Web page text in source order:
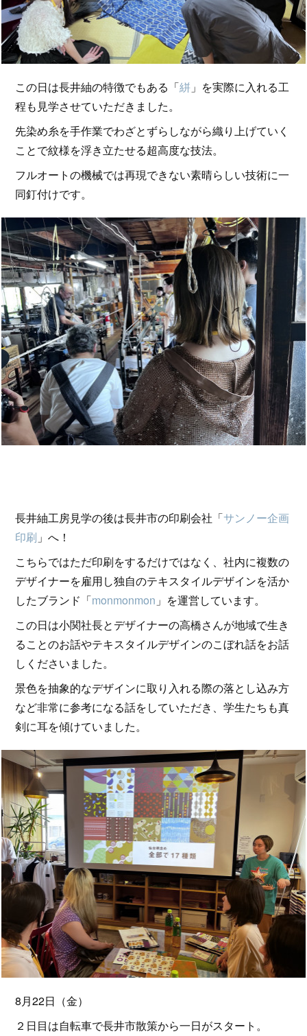
この日は長井紬の特徴でもある「絣 」を実際に入れる工
程も見学させていただきました。
先染め糸を手作業でわざとずらしながら織り上げていく
ことで紋様を浮き立たせる超高度な技法。
フルオートの機械では再現できない素晴らしい技術に一
同釘付けです。
長井紬工房見学の後は長井市の印刷会社「サンノー企画
印刷 」へ！
こちらではただ印刷をするだけではなく、社内に複数の
デザイナーを雇用し独自のテキスタイルデザインを活か
したブランド「monmonmon 」を運営しています。
この日は小関社長とデザイナーの高橋さんが地域で生き
ることのお話やテキスタイルデザインのこぼれ話をお話
しくださいました。
景色を抽象的なデザインに取り入れる際の落とし込み方
など非常に参考になる話をしていただき、学生たちも真
剣に耳を傾けていました。
8月22日（金）
２日目は自転車で長井市散策から一日がスタート。